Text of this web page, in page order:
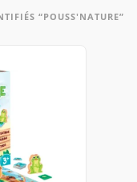
“POUSS'NATURE”